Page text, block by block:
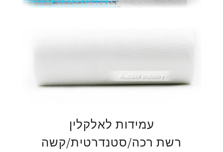
עמידות לאלקלין
רשת רכה/סטנדרטית/קשה